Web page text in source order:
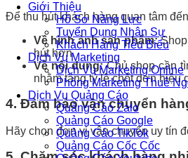
Giới Thiệu
Hồ Sơ Năng Lực
Tuyển Dụng Nhân Sự
Khách Hàng Tiêu Biểu
Dịch Vụ Marketing
Dịch Vụ Marketing Online
Phòng Marketing Thuê
Dịch Vụ Quảng Cáo
Quảng Cáo Zalo
Quảng Cáo Google
Quảng Cáo TikTok
Quảng Cáo Cốc Cốc
Để thu hút khách hàng quan tâm
Về hình ảnh sản phẩm:Shop
hút hơn.
Về nội dung:Chủ shop cần
nhằm tăng tỷ lệ chốt đơn hiệu
4. Đảm bảo vận chuyển
Hãy chọn đơn vị vận chuyển uy tín